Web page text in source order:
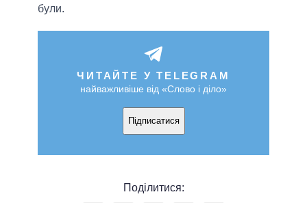
були.
ЧИТАЙТЕ У TELEGRAM
найважливіше від «Слово і діло»
Підписатися
Поділитися: